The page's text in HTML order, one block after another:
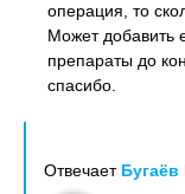
операция, то
Может добавить
препараты до
спасибо.
Отвечает